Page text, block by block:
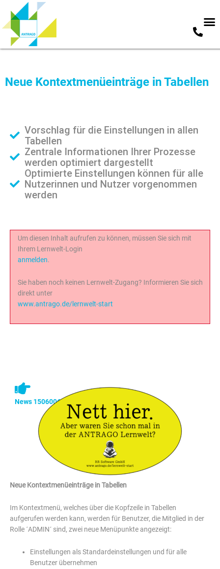
Neue Kontextmenüeinträge in Tabellen
Vorschlag für die Einstellungen in allen
Tabellen
Zentrale Informationen Ihrer Prozesse
werden optimiert dargestellt
Optimierte Einstellungen können für alle
Nutzerinnen und Nutzer vorgenommen
werden
Um diesen Inhalt aufrufen zu können, müssen Sie sich mit
Ihrem Lernwelt-Login
anmelden.
Sie haben noch keinen Lernwelt-Zugang? Informieren Sie sich
direkt unter
www.antrago.de/lernwelt-start
News 1506006
Neue Kontextmenüeinträge in Tabellen
Im Kontextmenü, welches über die Kopfzeile in Tabellen
aufgerufen werden kann, werden für Benutzer, die Mitglied in der
Rolle ´ADMIN´ sind, zwei neue Menüpunkte angezeigt:
Einstellungen als Standardeinstellungen und für alle
Benutzer übernehmen